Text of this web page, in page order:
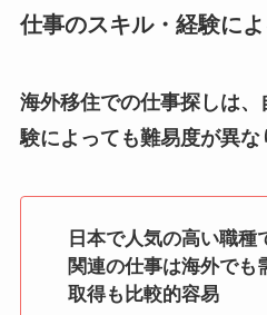
仕事のスキル・経験に
海外移住での仕事探しは
験によっても難易度が異な
日本で人気の高い職
関連の仕事は海外でも
取得も比較的容易